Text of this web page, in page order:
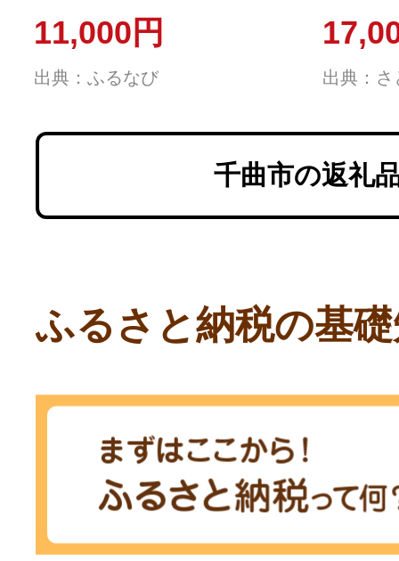
11,000円
出典：ふるなび
田」
出典：さ
千曲市の返礼
ふるさと納税の基